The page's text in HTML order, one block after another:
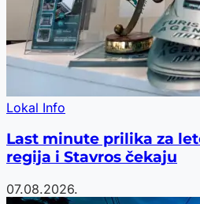
Lokal Info
Last minute prilika za
regija i Stavros čekaju
07.08.2026.